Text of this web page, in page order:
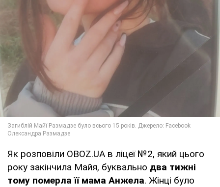
Як розповіли OBOZ.UA в ліцеї №2, який цього
року закінчила Майя, буквально два тижні
тому померла її мама Анжела. Жінці було